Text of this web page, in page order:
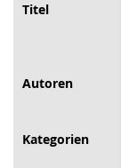
Titel
Autoren
Kategorien